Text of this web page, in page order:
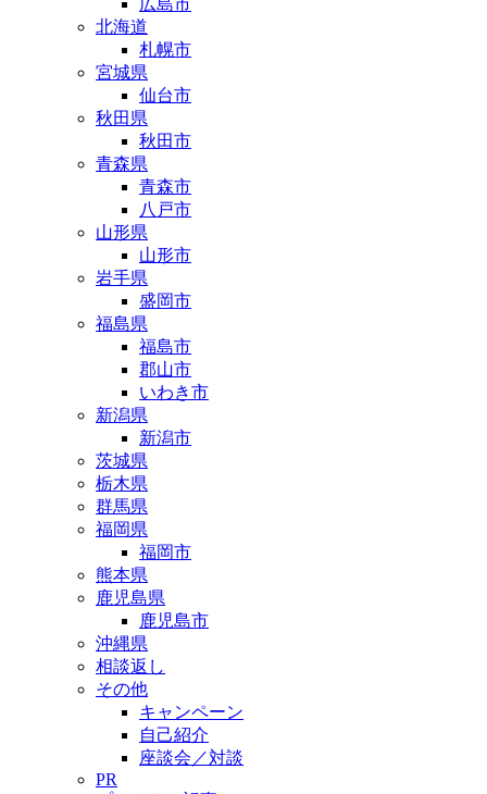
広島市
北海道
札幌市
宮城県
仙台市
秋田県
秋田市
青森県
青森市
八戸市
山形県
山形市
岩手県
盛岡市
福島県
福島市
郡山市
いわき市
新潟県
新潟市
茨城県
栃木県
群馬県
福岡県
福岡市
熊本県
鹿児島県
鹿児島市
沖縄県
相談返し
その他
キャンペーン
自己紹介
座談会／対談
PR